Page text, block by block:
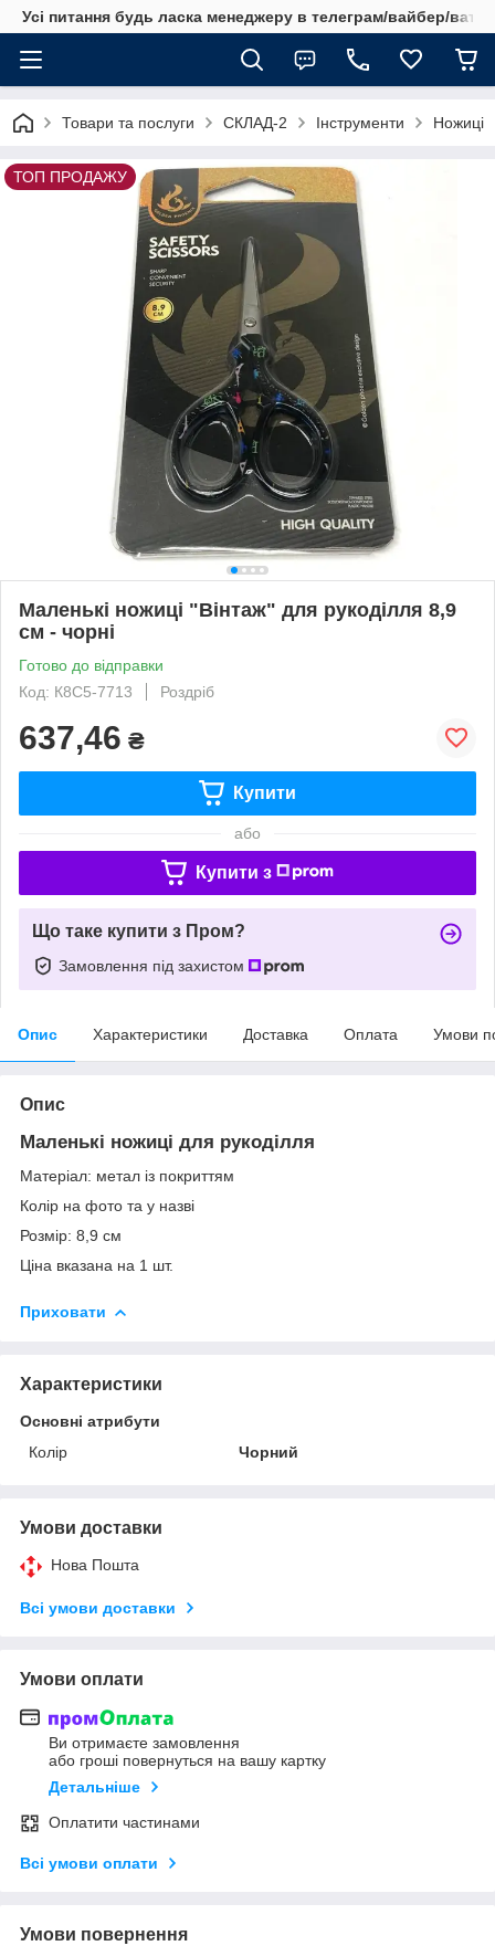
Усі питання будь ласка менеджеру в телеграм/вайбер/
Товари та послуги СКЛАД-2 Інструменти Ножиці
ТОП ПРОДАЖУ
Маленькі ножиці "Вінтаж" для рукоділля 8,9
см - чорні
Готово до відправки
Код: К8С5-7713
Роздріб
637,46 ₴
Купити
або
Купити з
Що таке купити з Пром?
Замовлення під захистом
Опис Характеристики Доставка Оплата Умови
Опис
Маленькі ножиці для рукоділля
Матеріал: метал із покриттям
Колір на фото та у назві
Розмір: 8,9 см
Ціна вказана на 1 шт.
Приховати
Характеристики
Основні атрибути
Колір
Чорний
Умови доставки
Нова Пошта
Всі умови доставки
Умови оплати
Ви отримаєте замовлення
або гроші повернуться на вашу картку
Детальніше
Оплатити частинами
Всі умови оплати
Умови повернення